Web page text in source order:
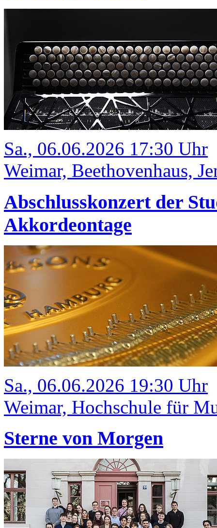
Sa., 06.06.2026 17:30 Uhr
Weimar, Beethovenhaus,
Abschlusskonzert der
Akkordeontage
Sa., 06.06.2026 19:30 Uhr
Weimar, Hochschule für
Sterne von Morgen